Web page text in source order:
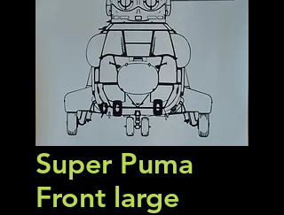
Super Puma
Front large